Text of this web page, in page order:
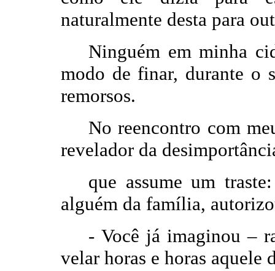
naturalmente desta para
Ninguém em minha
modo de finar, durante o
remorsos.
No reencontro com
revelador da
que assume um
alguém da família,
- Você já imaginou –
velar horas e horas aquele